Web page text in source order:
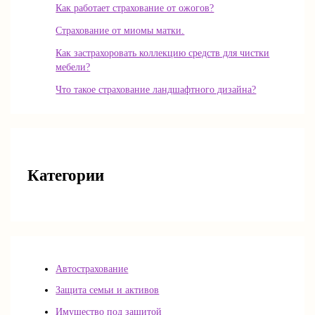
Как работает страхование от ожогов?
Страхование от миомы матки.
Как застрахоровать коллекцию средств для чистки
мебели?
Что такое страхование ландшафтного дизайна?
Категории
Автострахование
Защита семьи и активов
Имущество под защитой